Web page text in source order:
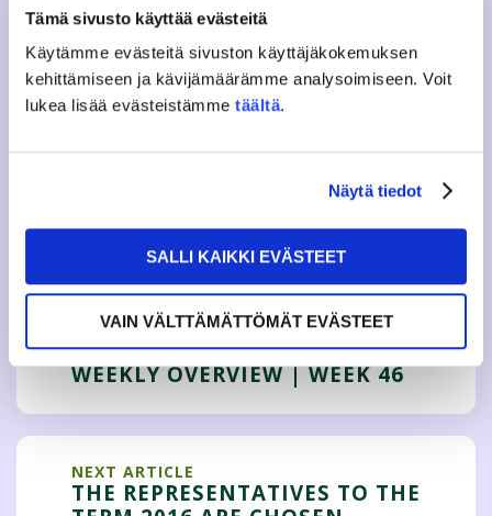
Tämä sivusto käyttää evästeitä
Käytämme evästeitä sivuston käyttäjäkokemuksen
kehittämiseen ja kävijämäärämme analysoimiseen. Voit
lukea lisää evästeistämme täältä.
Näytä tiedot
SALLI KAIKKI EVÄSTEET
VAIN VÄLTTÄMÄTTÖMÄT EVÄSTEET
Enjoyand many more! Welcome!
Further information,
Heikki Lamula,
kopo(a)jamko.fi
PREVIOUS ARTICLE
WEEKLY OVERVIEW | WEEK 46
NEXT ARTICLE
THE REPRESENTATIVES TO THE